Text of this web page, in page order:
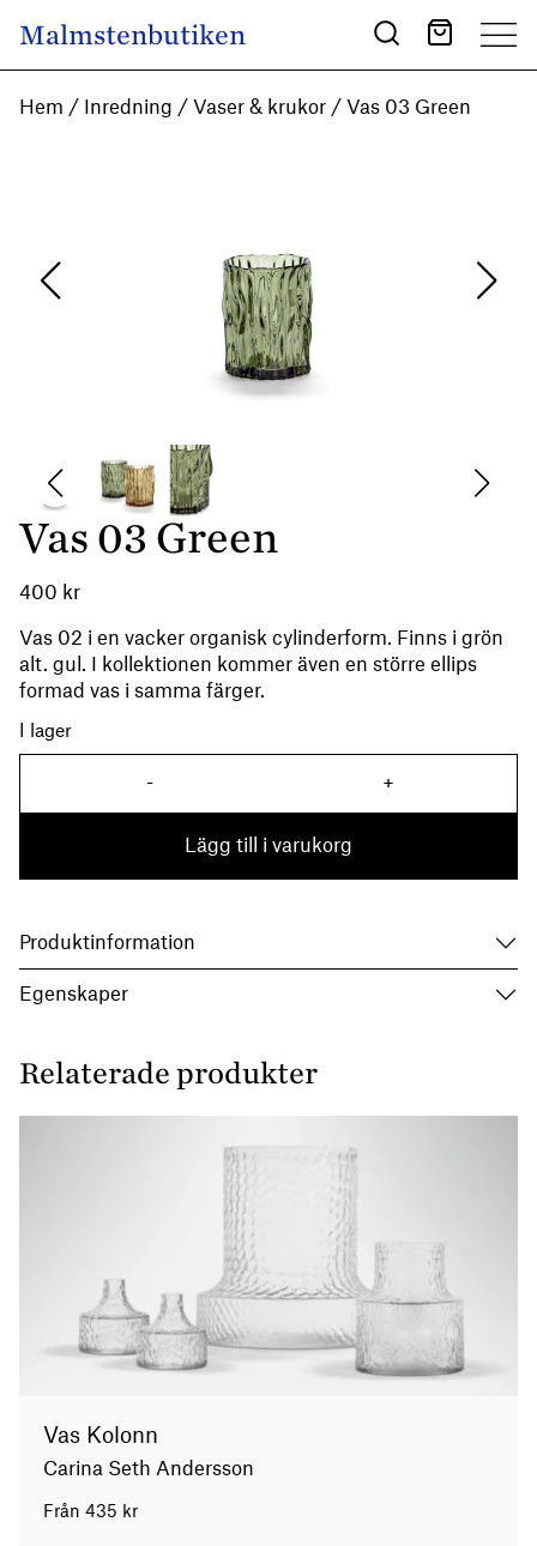
Main Navigation
Malmstenbutiken
Hem / Inredning / Vaser & krukor / Vas 03 Green
Vas 03 Green
400 kr
Vas 02 i en vacker organisk cylinderform. Finns i grön
alt. gul. I kollektionen kommer även en större ellips
formad vas i samma färger.
I lager
- Vas 03 Green mängd
+
Lägg till i varukorg
Produktinformation
Egenskaper
Relaterade produkter
Vas Kolonn
Carina Seth Andersson
Från 435 kr